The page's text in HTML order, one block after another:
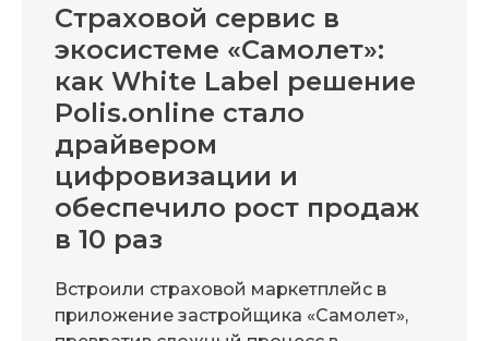
Страховой сервис в
экосистеме «Самолет»:
как White Label решение
Polis.online стало
драйвером
цифровизации и
обеспечило рост продаж
в 10 раз
Встроили страховой маркетплейс в
приложение застройщика «Самолет»,